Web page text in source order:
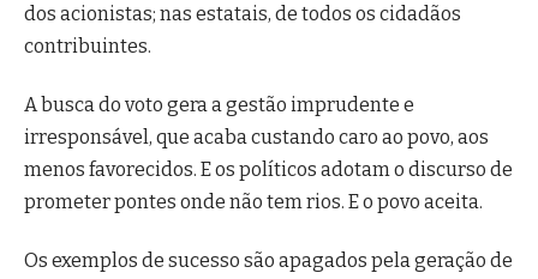
dos acionistas; nas estatais, de todos os cidadãos
contribuintes.
A busca do voto gera a gestão imprudente e
irresponsável, que acaba custando caro ao povo, aos
menos favorecidos. E os políticos adotam o discurso de
prometer pontes onde não tem rios. E o povo aceita.
Os exemplos de sucesso são apagados pela geração de